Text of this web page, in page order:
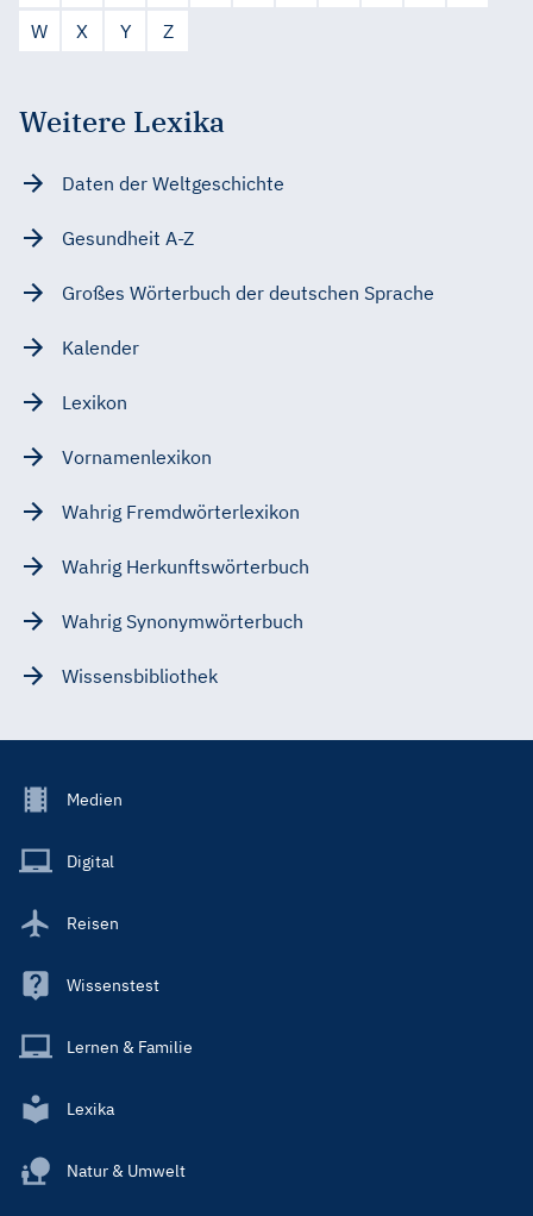
W
X Y Z
Weitere Lexika
Daten der Weltgeschichte
Gesundheit A-Z
Großes Wörterbuch der deutschen Sprache
Kalender
Lexikon
Vornamenlexikon
Wahrig Fremdwörterlexikon
Wahrig Herkunftswörterbuch
Wahrig Synonymwörterbuch
Wissensbibliothek
Footer
Main
Medien
Digital
Reisen
Wissenstest
Lernen & Familie
Lexika
Natur & Umwelt